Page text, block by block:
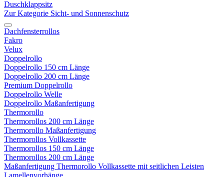
Duschklappsitz
Zur Kategorie Sicht- und Sonnenschutz
Dachfensterrollos
Fakro
Velux
Doppelrollo
Doppelrollo 150 cm Länge
Doppelrollo 200 cm Länge
Premium Doppelrollo
Doppelrollo Welle
Doppelrollo Maßanfertigung
Thermorollo
Thermorollos 200 cm Länge
Thermorollo Maßanfertigung
Thermorollos Vollkassette
Thermorollos 150 cm Länge
Thermorollos 200 cm Länge
Maßanfertigung Thermorollo Vollkassette mit seitlichen Leisten
Lamellenvorhänge